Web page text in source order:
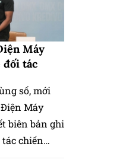
Máy
đối tác
số, mới
Máy
biên bản ghi
chiến